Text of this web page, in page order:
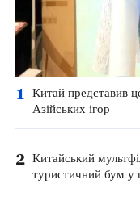
1
Китай представив
Азійських ігор
2 Китайський
туристичний бум у